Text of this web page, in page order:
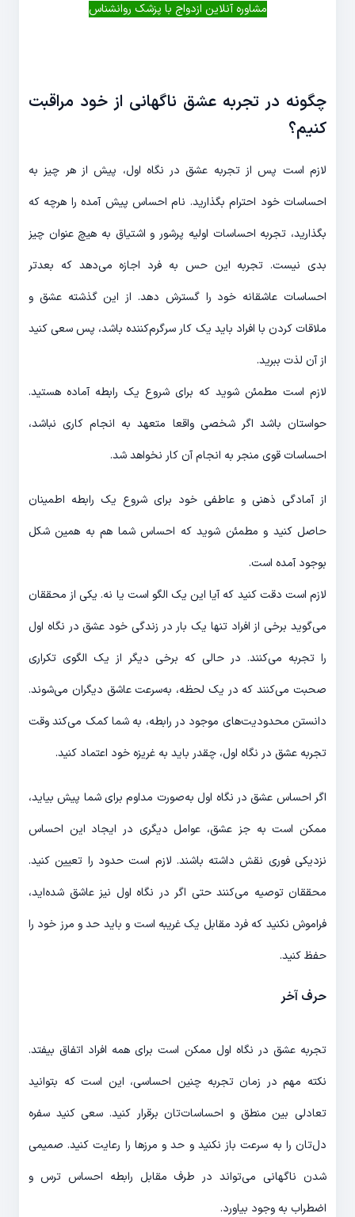
مشاوره آنلاین ازدواج با پزشک روانشناس
چگونه در تجربه عشق ناگهانی از خود مراقبت
کنیم؟
لازم است پس از تجربه عشق در نگاه اول، پیش از هر چیز به
احساسات خود احترام بگذارید. نام احساس پیش آمده را هرچه که
بگذارید، تجربه احساسات اولیه پرشور و اشتیاق به هیچ عنوان چیز
بدی نیست. تجربه این حس به فرد اجازه می‌دهد که بعدتر
احساسات عاشقانه خود را گسترش دهد. از این گذشته عشق و
ملاقات کردن با افراد باید یک کار سرگرم‌کننده باشد، پس سعی کنید
از آن لذت ببرید.
لازم است مطمئن شوید که برای شروع یک رابطه آماده هستید.
حواستان باشد اگر شخصی واقعا متعهد به انجام کاری نباشد،
احساسات قوی منجر به انجام آن کار نخواهد شد.
از آمادگی ذهنی و عاطفی خود برای شروع یک رابطه اطمینان
حاصل کنید و مطمئن شوید که احساس شما هم به همین شکل
بوجود آمده است.
لازم است دقت کنید که آیا این یک الگو است یا نه. یکی از محققان
می‌گوید برخی از افراد تنها یک بار در زندگی خود عشق در نگاه اول
را تجربه می‌کنند. در حالی که برخی دیگر از یک الگوی تکراری
صحبت می‌کنند که در یک لحظه، به‌سرعت عاشق دیگران می‌شوند.
دانستن محدودیت‌های موجود در رابطه، به شما کمک می‌کند وقت
تجربه عشق در نگاه اول، چقدر باید به غریزه خود اعتماد کنید.
اگر احساس عشق در نگاه اول به‌صورت مداوم برای شما پیش بیاید،
ممکن است به جز عشق، عوامل دیگری در ایجاد این احساس
نزدیکی فوری نقش داشته باشند. لازم است حدود را تعیین کنید.
محققان توصیه می‌کنند حتی اگر در نگاه اول نیز عاشق شده‌اید،
فراموش نکنید که فرد مقابل یک غریبه است و باید حد و مرز خود را
حفظ کنید.
حرف آخر
تجربه عشق در نگاه اول ممکن است برای همه افراد اتفاق بیفتد.
نکته مهم در زمان تجربه چنین احساسی، این است که بتوانید
تعادلی بین منطق و احساسات‌تان برقرار کنید. سعی کنید سفره
دل‌‌تان را به سرعت باز نکنید و حد و مرزها را رعایت کنید. صمیمی
شدن ناگهانی می‌تواند در طرف مقابل رابطه احساس ترس و
اضطراب به وجود بیاورد.